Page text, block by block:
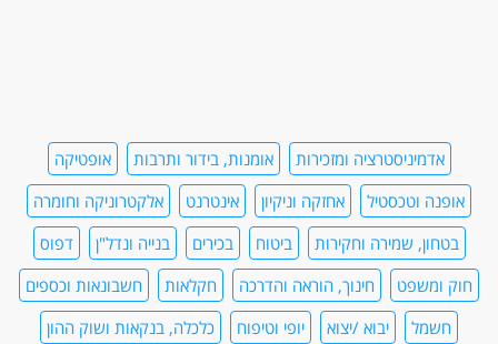
אדמיניסטרציה ומזכירות אומנות, בידור ותרבות
אופטיקה
אופנה וטכסטיל
אחזקה וניקיון אינטרנט
אלקטרוניקה וחומרה
בטחון, שמירה וחקירות
ביטוח בכירים בנייה ונדל"ן
דפוס
חוק ומשפט
חינוך, הוראה והדרכה חקלאות
חשבונאות וכספים
חשמל
יבוא /יצוא יופי וטיפוח
כלכלה, בנקאות ושוק ההון